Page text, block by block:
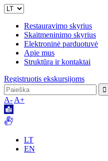
Restauravimo skyrius
Skaitmeninimo skyrius
Elektroninė parduotuvė
Apie mus
Struktūra ir kontaktai
Registruotis ekskursijoms
A- A+
LT
EN